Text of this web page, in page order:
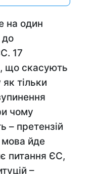
на один
до
17
що скасують
тільки
чому
– претензій
мова йде
питання ЄС,
–